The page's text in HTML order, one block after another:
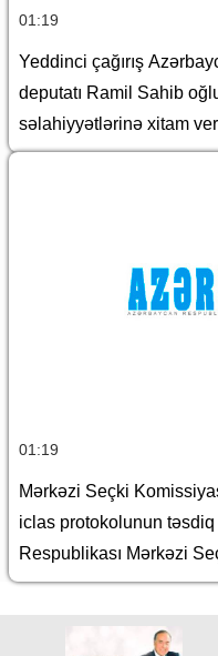
01:19
Yeddinci çağırış
deputatı Ramil Sahib
səlahiyyətlərinə xitam
Respublikası Mərkəzi
01:19
Mərkəzi Seçki
iclas protokolunun
Respublikası Mərkəzi